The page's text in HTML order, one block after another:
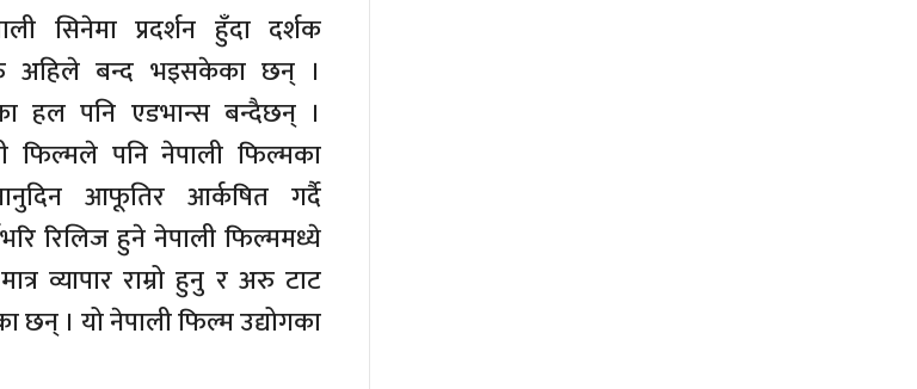
सिनेमा प्रदर्शन हुँदा दर्शक
अहिले बन्द भइसकेका छन् ।
हल पनि एडभान्स बन्दैछन् ।
फिल्मले पनि नेपाली फिल्मका
आफूतिर आर्कषित गर्दै
रिलिज हुने नेपाली फिल्ममध्ये
व्यापार राम्रो हुनु र अरु टाट
छन् । यो नेपाली फिल्म उद्योगका